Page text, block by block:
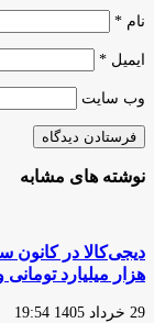
نام *
ایمیل *
وب‌ سایت
نوشته های مشابه
هزار میلیارد تومانی و رشد
29 خرداد 1405 19:54